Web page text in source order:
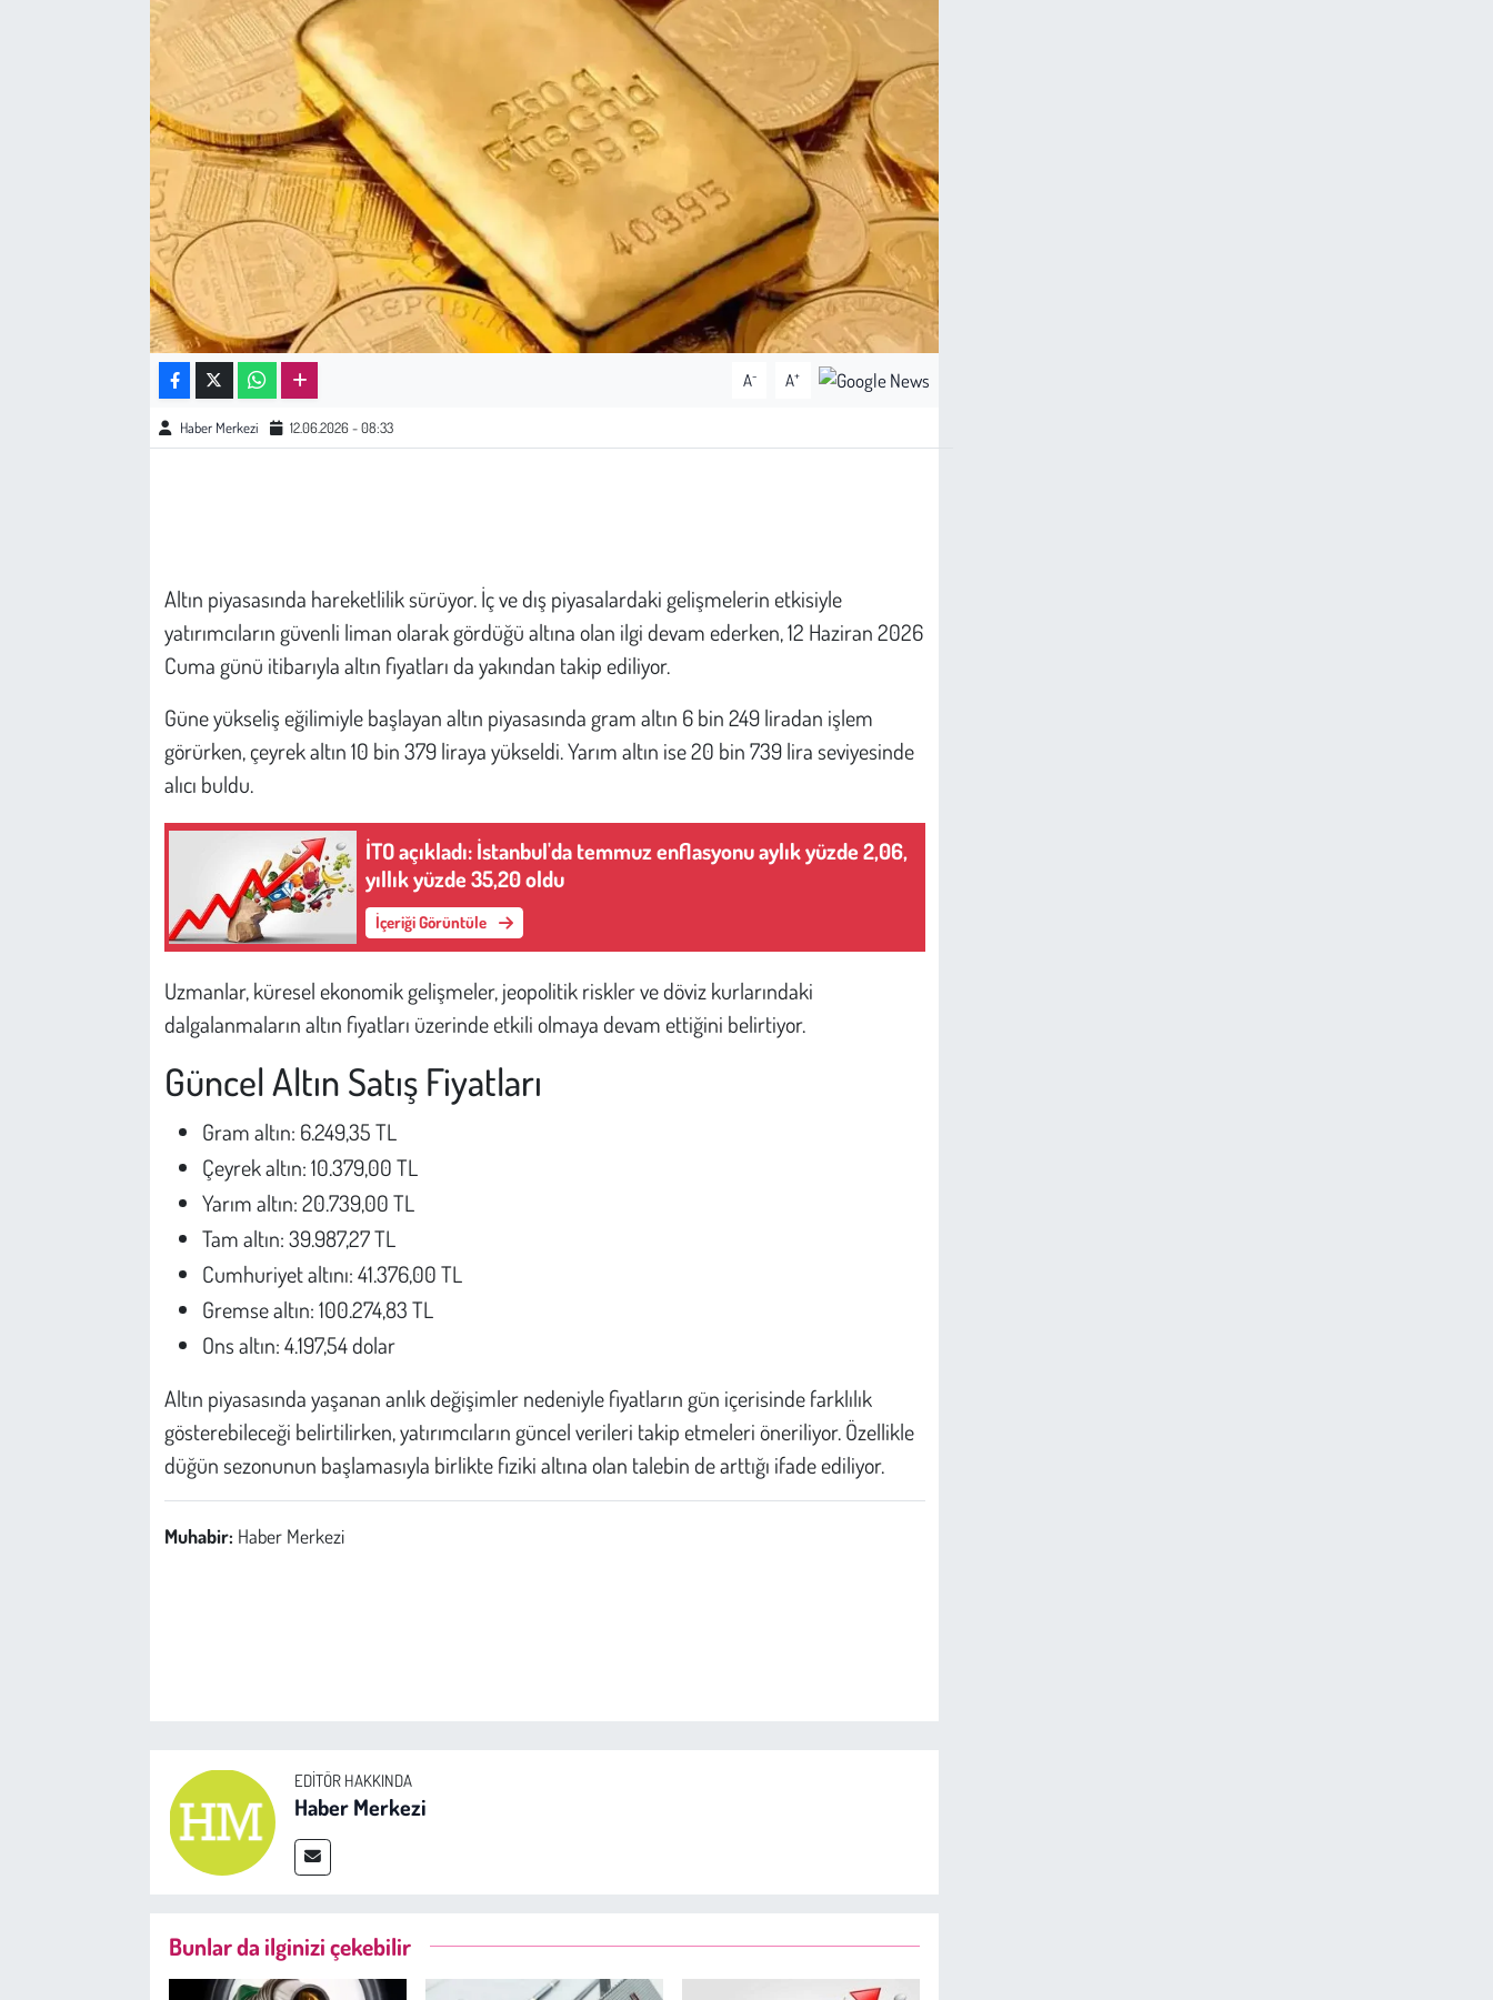
A- A+
Haber Merkezi 12.06.2026 - 08:33
Altın piyasasında hareketlilik sürüyor. İç ve dış piyasalardaki gelişmelerin etkisiyle
yatırımcıların güvenli liman olarak gördüğü altına olan ilgi devam ederken, 12 Haziran 2026
Cuma günü itibarıyla altın fiyatları da yakından takip ediliyor.
Güne yükseliş eğilimiyle başlayan altın piyasasında gram altın 6 bin 249 liradan işlem
görürken, çeyrek altın 10 bin 379 liraya yükseldi. Yarım altın ise 20 bin 739 lira seviyesinde
alıcı buldu.
İTO açıkladı: İstanbul'da temmuz enflasyonu aylık yüzde 2,06,
yıllık yüzde 35,20 oldu
İçeriği Görüntüle
Uzmanlar, küresel ekonomik gelişmeler, jeopolitik riskler ve döviz kurlarındaki
dalgalanmaların altın fiyatları üzerinde etkili olmaya devam ettiğini belirtiyor.
Güncel Altın Satış Fiyatları
Gram altın: 6.249,35 TL
Çeyrek altın: 10.379,00 TL
Yarım altın: 20.739,00 TL
Tam altın: 39.987,27 TL
Cumhuriyet altını: 41.376,00 TL
Gremse altın: 100.274,83 TL
Ons altın: 4.197,54 dolar
Altın piyasasında yaşanan anlık değişimler nedeniyle fiyatların gün içerisinde farklılık
gösterebileceği belirtilirken, yatırımcıların güncel verileri takip etmeleri öneriliyor. Özellikle
düğün sezonunun başlamasıyla birlikte fiziki altına olan talebin de arttığı ifade ediliyor.
Muhabir: Haber Merkezi
EDITÖR HAKKINDA
Haber Merkezi
Bunlar da ilginizi çekebilir
Kültür Sanat
Bilim - Teknoloji
İnsan Hakları
Günün İçinden